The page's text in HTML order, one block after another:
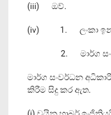
(iii) ඔව්.
(iv) 1. ලංකා
2. මාර්ග
මාර්ග සංවර්ධන
කිරීම සිදු කර ඇත.